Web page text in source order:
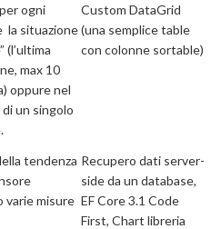
ogni
la situazione
(l’ultima
max 10
oppure nel
un singolo
Custom DataGrid
(una semplice table
con colonne sortable)
tendenza
varie misure
Recupero dati server-
side da un database,
EF Core 3.1 Code
First, Chart libreria